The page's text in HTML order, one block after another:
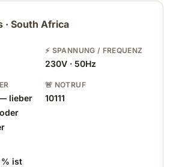
· South Africa
⚡ SPANNUNG / FREQUENZ
230V · 50Hz
lieber
🚨 NOTRUF
10111
% ist